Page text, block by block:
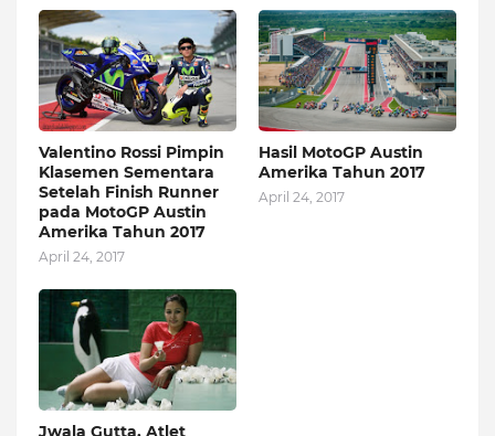
Valentino Rossi Pimpin
Klasemen Sementara
Setelah Finish Runner
pada MotoGP Austin
Amerika Tahun 2017
April 24, 2017
Hasil MotoGP Austin
Amerika Tahun 2017
April 24, 2017
Jwala Gutta, Atlet